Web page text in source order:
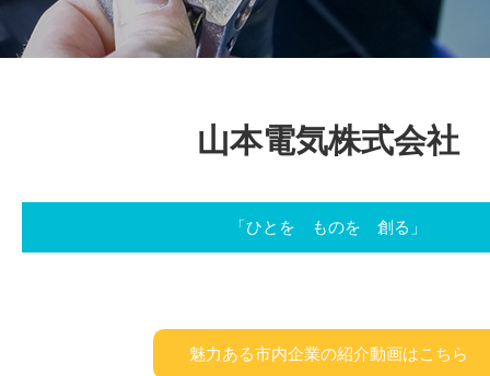
山本電気株式会社
「ひとを ものを 創る」
魅力ある市内企業の紹介動画はこちら